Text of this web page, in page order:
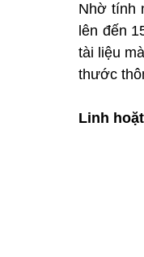
Nhờ tính
lên đến
tài liệu
thước
Linh